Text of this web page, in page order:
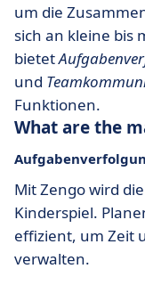
um die
sich an kleine bis
bietet
und
Funktionen.
What are the
Mit Zengo wird die
Kinderspiel.
effizient, um Zeit
verwalten.